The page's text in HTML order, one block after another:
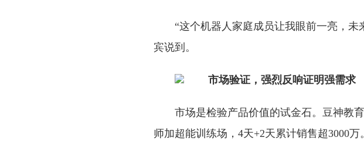
“这个机器人家庭成员让我眼前一亮，
宾说到。
市场验证，强烈反响证明强需求
市场是检验产品价值的试金石。豆神教
师加超能训练场，4天+2天累计销售超3000